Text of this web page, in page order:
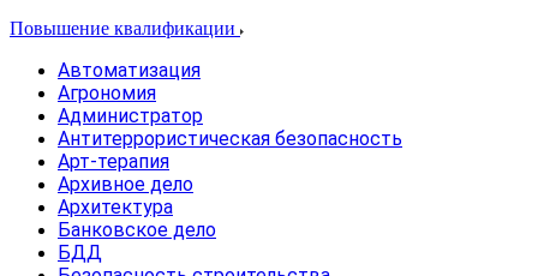
Повышение квалификации
Автоматизация
Агрономия
Администратор
Антитеррористическая безопасность
Арт-терапия
Архивное дело
Архитектура
Банковское дело
БДД